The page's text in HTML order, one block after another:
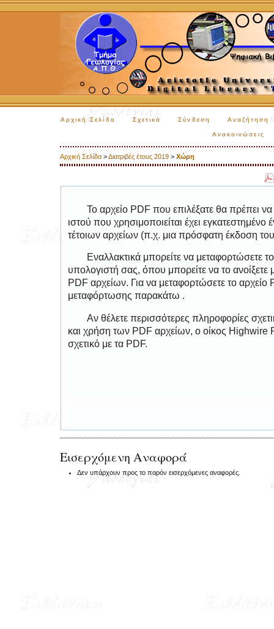
Αρχική Σελίδα Σχετικά Σύνδεση Αναζήτηση
Ανακοινώσεις
Αρχική Σελίδα >Διατριβές έτους 2019 > Χώρη
Το αρχείο PDF που επιλέξατε θα πρέπει
ιστού που χρησιμοποιείται έχει
τέτοιων αρχείων (π.χ. μια πρόσφατη έκδοση
Εναλλακτικά μπορείτε να μεταφορτώσετε
υπολογιστή σας, όπου μπορείτε να το
PDF αρχείων. Για να μεταφορτώσετε το
μεταφόρτωσης παρακάτω .
Αν θέλετε περισσότερες πληροφορίες
και χρήση των PDF αρχείων, ο οίκος Highwire
σχετικό με τα PDF.
Εισερχόμενη Αναφορά
Δεν υπάρχουν προς το παρόν εισερχόμενες αναφορές.